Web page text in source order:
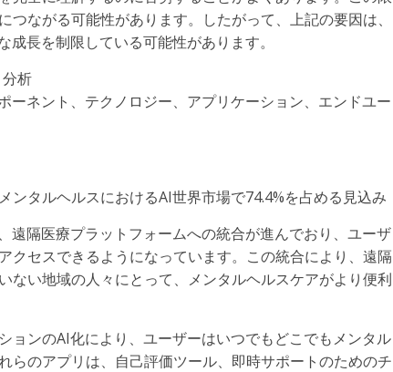
ながる可能性があります。したがって、上記の要因は、
長を制限している可能性があります。
析
ーネント、テクノロジー、アプリケーション、エンドユー
ンタルヘルスにおけるAI世界市場で74.4%を占める見込み
遠隔医療プラットフォームへの統合が進んでおり、ユーザ
クセスできるようになっています。この統合により、遠隔
ない地域の人々にとって、メンタルヘルスケアがより便利
ョンのAI化により、ユーザーはいつでもどこでもメンタル
らのアプリは、自己評価ツール、即時サポートのためのチ